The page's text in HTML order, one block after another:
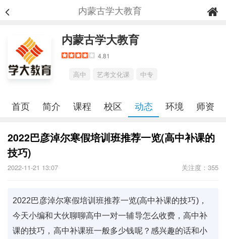
内蒙古学大教育
内蒙古学大教育
4.81
高中 艺考文化课 中专
首页 简介 课程 校区 动态 环境 师资
2022巴彦淖尔寒假培训班推荐一览(高中补课的
技巧)
2022-11-21 13:07 关注度：355
2022巴彦淖尔寒假培训班推荐一览(高中补课的技巧)，
今天小编和大伙聊聊高中一对一辅导怎么收费，高中补
课的技巧，高中补课班一般多少钱呢？感兴趣的话和小